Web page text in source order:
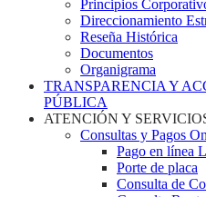
Principios
Direccionamiento
Reseña Histórica
Documentos
Organigrama
TRANSPARENCIA Y
PÚBLICA
ATENCIÓN Y
Consultas y Pagos
Pago en línea
Porte de placa
Consulta de